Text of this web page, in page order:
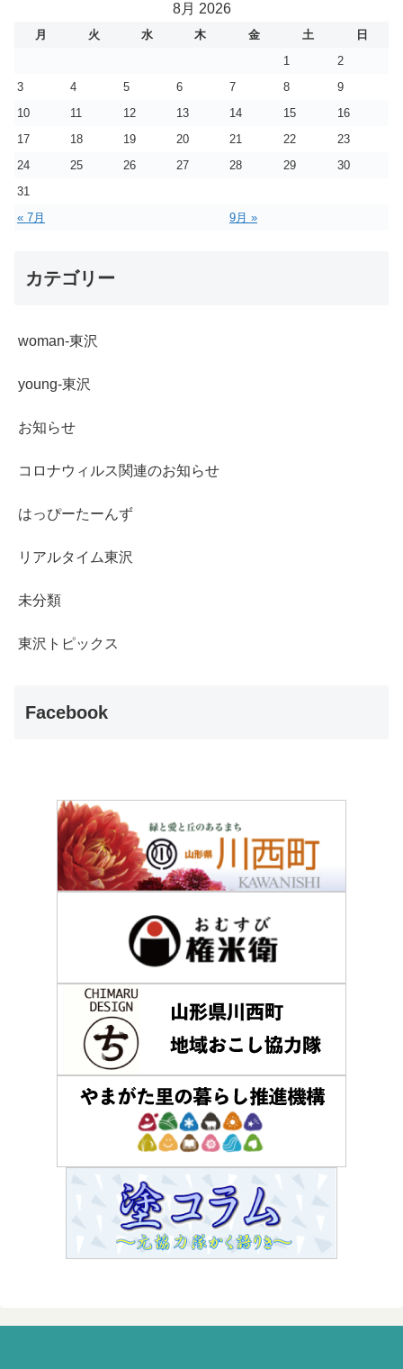
8月 2026
月 火 水 木 金 土
日
1
2
3
4 5 6 7 8
9
10
11 12 13 14 15
16
17
18 19 20 21 22
23
24
25 26 27 28 29
30
31
« 7月
9月 »
カテゴリー
woman-東沢
young-東沢
お知らせ
コロナウィルス関連のお知らせ
はっぴーたーんず
リアルタイム東沢
未分類
東沢トピックス
Facebook